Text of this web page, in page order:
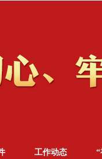
工作动态 “